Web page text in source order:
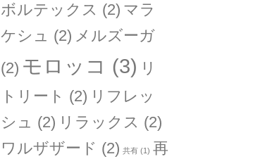
ボルテックス (2) マラ
ケシュ (2) メルズーガ
(2) モロッコ (3) リ
トリート (2) リフレッ
シュ (2) リラックス (2)
ワルザザード (2) 共有 (1) 再